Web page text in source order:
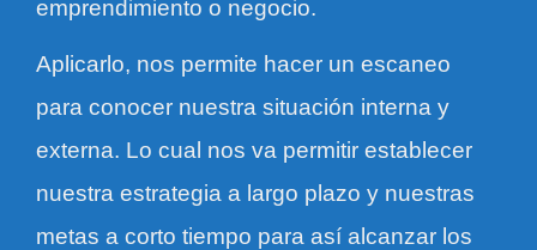
emprendimiento o negocio.
Aplicarlo, nos permite hacer un escaneo
para conocer nuestra situación interna y
externa. Lo cual nos va permitir establecer
nuestra estrategia a largo plazo y nuestras
metas a corto tiempo para así alcanzar los